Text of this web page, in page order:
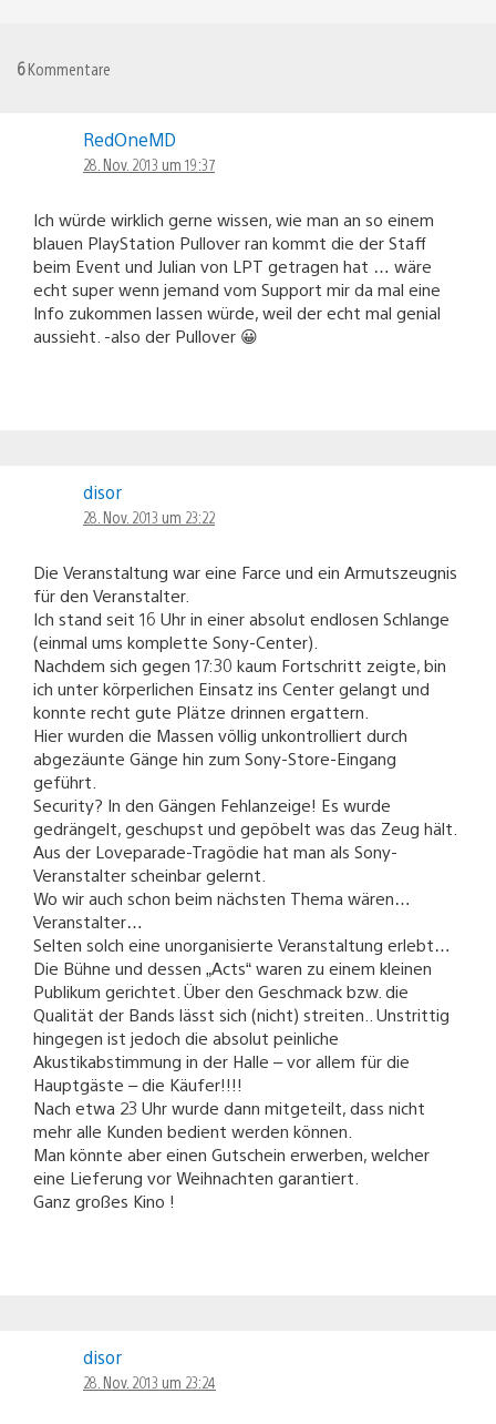
6Kommentare
RedOneMD
28. Nov. 2013 um 19:37
Ich würde wirklich gerne wissen, wie man an so einem
blauen PlayStation Pullover ran kommt die der Staff
beim Event und Julian von LPT getragen hat … wäre
echt super wenn jemand vom Support mir da mal eine
Info zukommen lassen würde, weil der echt mal genial
aussieht. -also der Pullover 😀
disor
28. Nov. 2013 um 23:22
Die Veranstaltung war eine Farce und ein Armutszeugnis
für den Veranstalter.
Ich stand seit 16 Uhr in einer absolut endlosen Schlange
(einmal ums komplette Sony-Center).
Nachdem sich gegen 17:30 kaum Fortschritt zeigte, bin
ich unter körperlichen Einsatz ins Center gelangt und
konnte recht gute Plätze drinnen ergattern.
Hier wurden die Massen völlig unkontrolliert durch
abgezäunte Gänge hin zum Sony-Store-Eingang
geführt.
Security? In den Gängen Fehlanzeige! Es wurde
gedrängelt, geschupst und gepöbelt was das Zeug hält.
Aus der Loveparade-Tragödie hat man als Sony-
Veranstalter scheinbar gelernt.
Wo wir auch schon beim nächsten Thema wären…
Veranstalter…
Selten solch eine unorganisierte Veranstaltung erlebt…
Die Bühne und dessen „Acts“ waren zu einem kleinen
Publikum gerichtet. Über den Geschmack bzw. die
Qualität der Bands lässt sich (nicht) streiten.. Unstrittig
hingegen ist jedoch die absolut peinliche
Akustikabstimmung in der Halle – vor allem für die
Hauptgäste – die Käufer!!!!
Nach etwa 23 Uhr wurde dann mitgeteilt, dass nicht
mehr alle Kunden bedient werden können.
Man könnte aber einen Gutschein erwerben, welcher
eine Lieferung vor Weihnachten garantiert.
Ganz großes Kino !
disor
28. Nov. 2013 um 23:24